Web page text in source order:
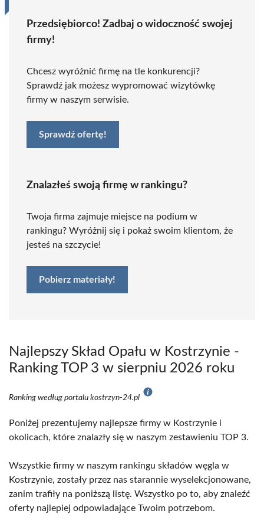
Przedsiębiorco! Zadbaj o widoczność swojej
firmy!
Chcesz wyróżnić firmę na tle konkurencji?
Sprawdź jak możesz wypromować wizytówkę
firmy w naszym serwisie.
Sprawdź ofertę!
Znalazłeś swoją firmę w rankingu?
Twoja firma zajmuje miejsce na podium w
rankingu? Wyróżnij się i pokaż swoim klientom, że
jesteś na szczycie!
Pobierz materiały!
Najlepszy Skład Opału w Kostrzynie -
Ranking TOP 3 w sierpniu 2026 roku
Ranking według portalu kostrzyn-24.pl
Poniżej prezentujemy najlepsze firmy w Kostrzynie i
okolicach, które znalazły się w naszym zestawieniu TOP 3.
Wszystkie firmy w naszym rankingu składów węgla w
Kostrzynie, zostały przez nas starannie wyselekcjonowane,
zanim trafiły na poniższą listę. Wszystko po to, aby znaleźć
oferty najlepiej odpowiadające Twoim potrzebom.